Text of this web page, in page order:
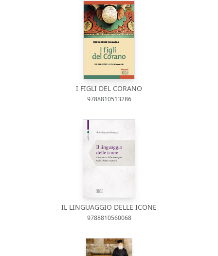
I FIGLI DEL CORANO
9788810513286
IL LINGUAGGIO DELLE ICONE
9788810560068